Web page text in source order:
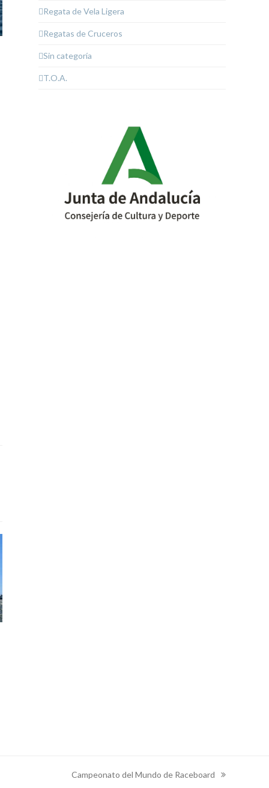
Regata de Vela Ligera
Regatas de Cruceros
Sin categoría
T.O.A.
next
Campeonato del Mundo de Raceboard